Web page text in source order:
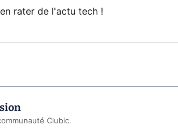
rater de l'actu tech !
Clubic.